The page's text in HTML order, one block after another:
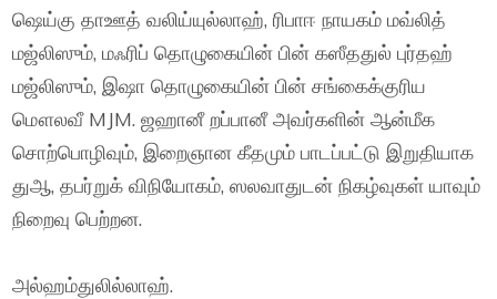
ஷெய்கு தாஊத் வலிய்யுல்லாஹ், ரிபாஈ நாயகம் மவ்லித்
மஜ்லிஸும், மஃரிப் தொழுகையின் பின் கஸீததுல் புர்தஹ்
மஜ்லிஸும், இஷா தொழுகையின் பின் சங்கைக்குரிய
மௌலவீ MJM. ஜஹானீ றப்பானீ அவர்களின் ஆன்மீக
சொற்பொழிவும், இறைஞான கீதமும் பாடப்பட்டு இறுதியாக
துஆ, தபர்றுக் விநியோகம், ஸலவாதுடன் நிகழ்வுகள் யாவும்
நிறைவு பெற்றன.
அல்ஹம்துலில்லாஹ்.